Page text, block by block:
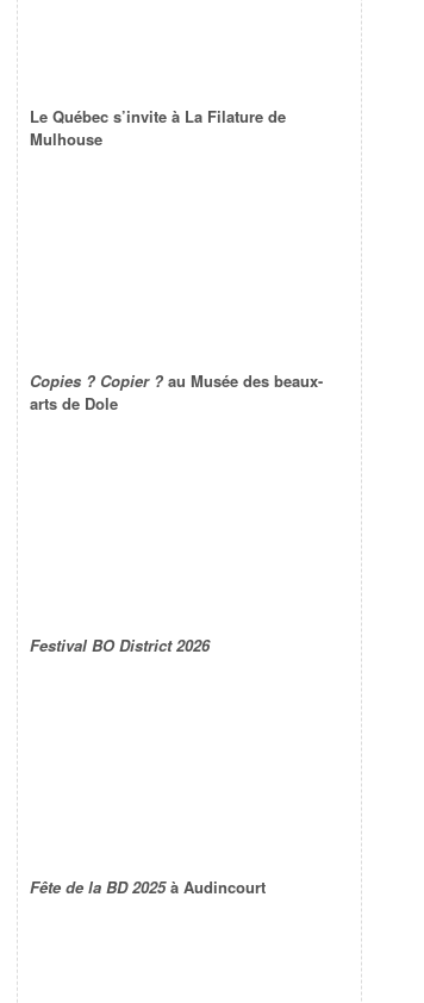
Le Québec s’invite à La Filature de
Mulhouse
Copies ? Copier ? au Musée des beaux-
arts de Dole
Festival BO District 2026
Fête de la BD 2025à Audincourt